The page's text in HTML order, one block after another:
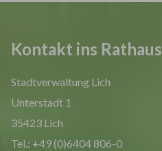
Kontakt ins Rathaus
Stadtverwaltung Lich
Unterstadt 1
35423 Lich
Tel.: +49 (0)6404 806-0